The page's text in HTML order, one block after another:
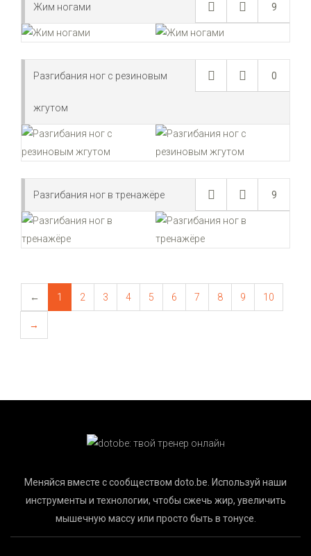
9
Жим ногами
0
Разгибания ног с резиновым
жгутом
9
Разгибания ног в тренажёре
← 1 2 3 4 5 6 7 8 9 10
→
Меняйся вместе с сообществом doto.be. Используй наши
инструменты и технологии, чтобы сжечь жир, увеличить
мышечную массу или просто быть в тонусе.